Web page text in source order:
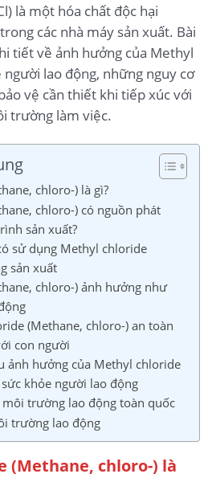
là một hóa chất độc hại
các nhà máy sản xuất. Bài
tiết về ảnh hưởng của Methyl
lao động, những nguy cơ
vệ cần thiết khi tiếp xúc với
trường làm việc.
chloro-) là gì?
chloro-) có nguồn phát
sản xuất?
sử dụng Methyl chloride
sản xuất
chloro-) ảnh hưởng như
(Methane, chloro-) an toàn
con người
ảnh hưởng của Methyl chloride
khỏe người lao động
trường lao động toàn quốc
trường lao động
(Methane, chloro-) là